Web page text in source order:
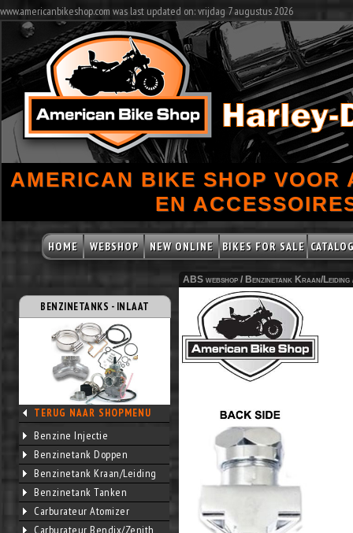
www.americanbikeshop.com was last updated on: vrijdag 7 augustus 2026
AMERICAN BIKE SHOP VOOR
EN
HOME WEBSHOP NEW ONLINE BIKES FOR SALE
BENZINETANKS - INLAAT
TERUG NAAR SHOPMENU
Benzine Injectie
Benzinetank Doppen
Benzinetank Kraan/Leiding
Benzinetank Tanken
Carburateur Atomizer
Carburateur Bendix/Zenith
ABS webshop / Benzinetank Kraan/Leiding